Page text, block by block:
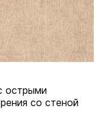
острыми
со стеной